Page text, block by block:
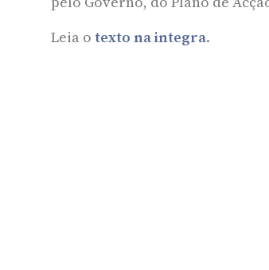
Leia o texto na integra.